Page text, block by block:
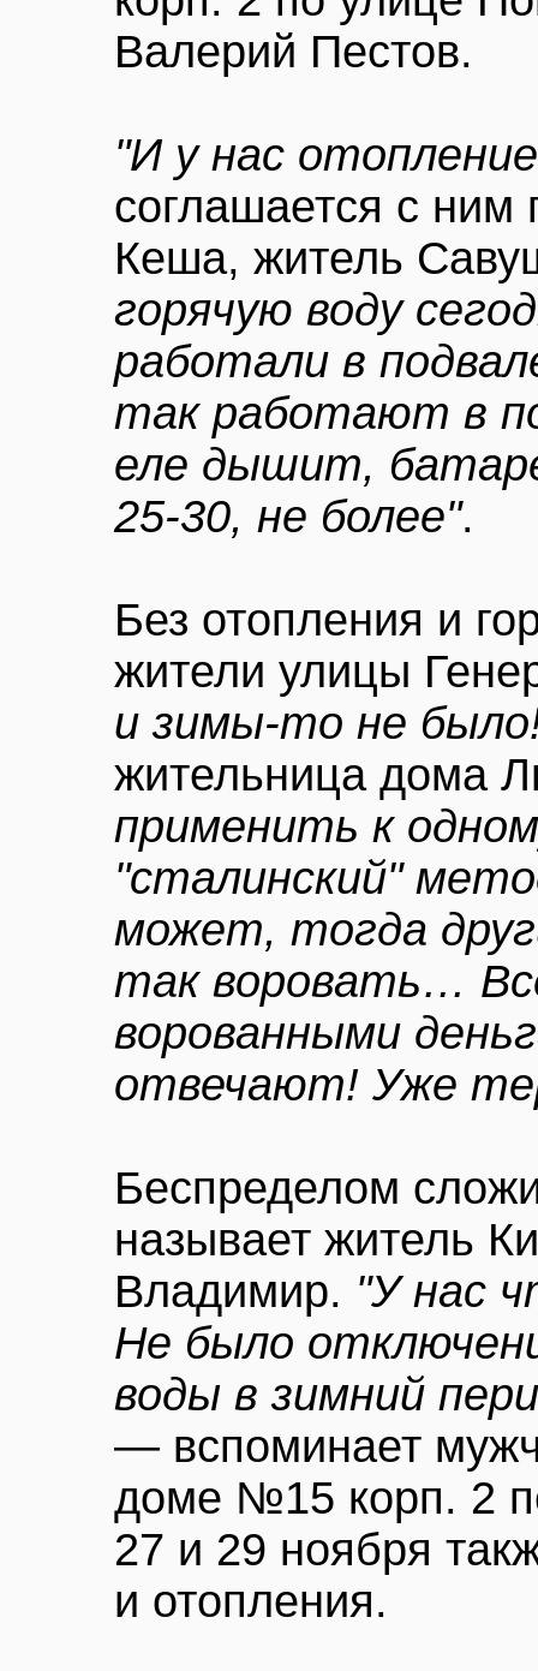
Валерий Пестов.
"И у нас
соглашается с ним
Кеша, житель
горячую воду
работали в
так работают в
еле дышит,
25-30, не более".
Без отопления и
жители улицы
и зимы-то не
жительница дома
применить к
"сталинский"
может, тогда
так воровать…
ворованными
отвечают! Уже
Беспределом
называет житель
Владимир. "У нас
Не было
воды в зимний
— вспоминает
доме №15 корп. 2
27 и 29 ноября
и отопления.